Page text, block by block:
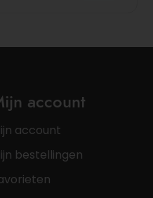
account
account
bestellingen